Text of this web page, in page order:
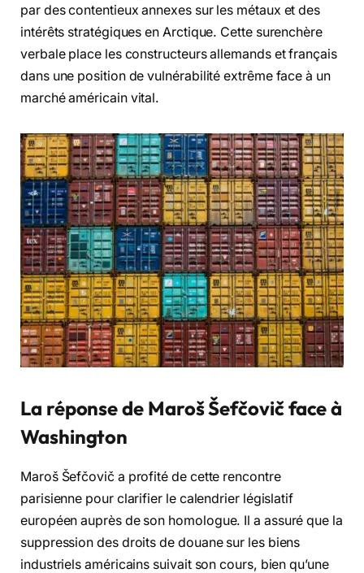
par des contentieux annexes sur les métaux et des
intérêts stratégiques en Arctique. Cette surenchère
verbale place les constructeurs allemands et français
dans une position de vulnérabilité extrême face à un
marché américain vital.
La réponse de Maroš Šefčovič face à
Washington
Maroš Šefčovič a profité de cette rencontre
parisienne pour clarifier le calendrier législatif
européen auprès de son homologue. Il a assuré que la
suppression des droits de douane sur les biens
industriels américains suivait son cours, bien qu’une